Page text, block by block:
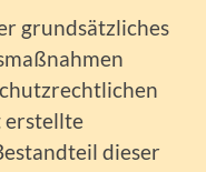
grundsätzliches
erstellte
dieser